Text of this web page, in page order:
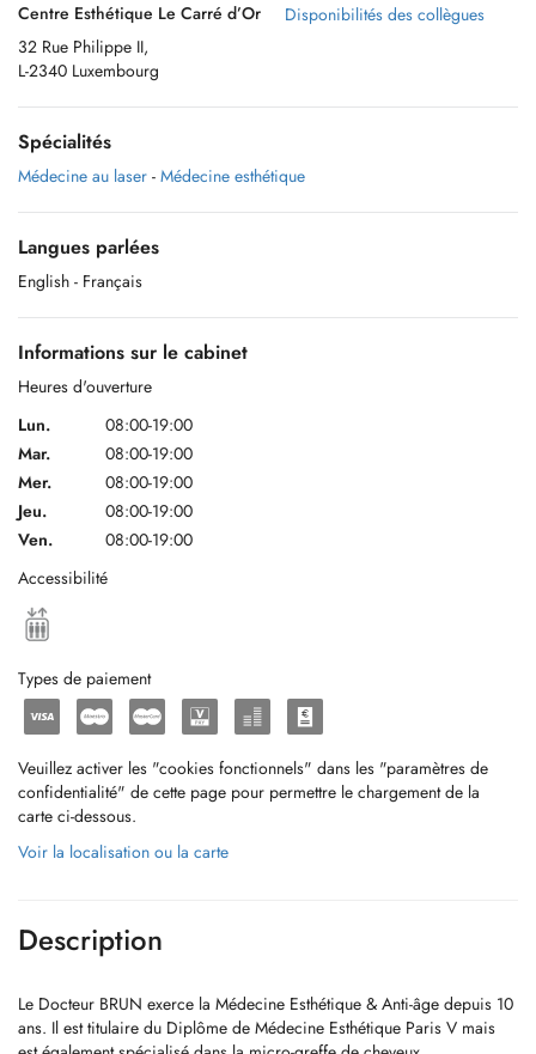
Centre Esthétique Le Carré d’Or
32 Rue Philippe II,
L-2340 Luxembourg
Disponibilités des collègues
Spécialités
Médecine au laser - Médecine esthétique
Langues parlées
English - Français
Informations sur le cabinet
Heures d'ouverture
Lun.
08:00-19:00
Mar.
08:00-19:00
Mer.
08:00-19:00
Jeu.
08:00-19:00
Ven.
08:00-19:00
Accessibilité
Types de paiement
Veuillez activer les "cookies fonctionnels" dans les "paramètres de
confidentialité" de cette page pour permettre le chargement de la
carte ci-dessous.
Voir la localisation ou la carte
Description
Le Docteur BRUN exerce la Médecine Esthétique & Anti-âge depuis 10
ans. Il est titulaire du Diplôme de Médecine Esthétique Paris V mais